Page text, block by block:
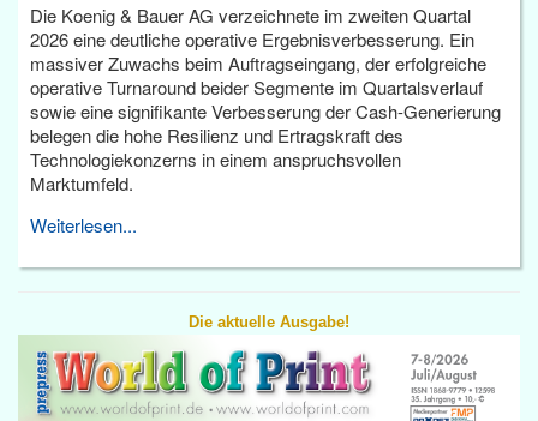
Die Koenig & Bauer AG verzeichnete im zweiten Quartal
2026 eine deutliche operative Ergebnisverbesserung. Ein
massiver Zuwachs beim Auftragseingang, der erfolgreiche
operative Turnaround beider Segmente im Quartalsverlauf
sowie eine signifikante Verbesserung der Cash-Generierung
belegen die hohe Resilienz und Ertragskraft des
Technologiekonzerns in einem anspruchsvollen
Marktumfeld.
Weiterlesen...
Die aktuelle Ausgabe!